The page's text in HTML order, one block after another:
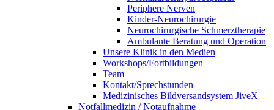
Periphere Nerven
Kinder-Neurochirurgie
Neurochirurgische Schmerztherapie
Ambulante Beratung und Operation
Unsere Klinik in den Medien
Workshops/Fortbildungen
Team
Kontakt/Sprechstunden
Medizinisches Bildversandsystem JiveX
Notfallmedizin / Notaufnahme